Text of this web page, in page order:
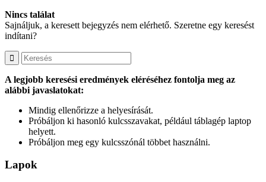
Nincs találat
Sajnáljuk, a keresett bejegyzés nem elérhető. Szeretne egy keresést
indítani?
A legjobb keresési eredmények eléréséhez fontolja meg az
alábbi javaslatokat:
Mindig ellenőrizze a helyesírását.
Próbáljon ki hasonló kulcsszavakat, például táblagép laptop
helyett.
Próbáljon meg egy kulcsszónál többet használni.
Lapok